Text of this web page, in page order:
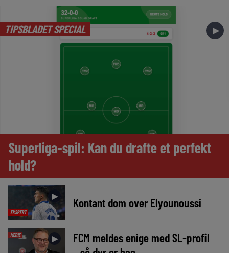
TIPSBLADET SPECIAL ►
Superliga-spil: Kan du drafte et perfekt
hold?
EKSPERT
► Kontant dom over Elyounoussi
MEDIE ►
FCM meldes enige med SL-profil